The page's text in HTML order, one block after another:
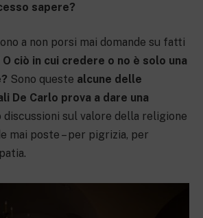
sapere?
a non porsi mai domande su fatti
O ciò in cui credere o no è solo una
Sono queste alcune delle
De Carlo prova a dare una
discussioni sul valore della religione
mai poste – per pigrizia, per